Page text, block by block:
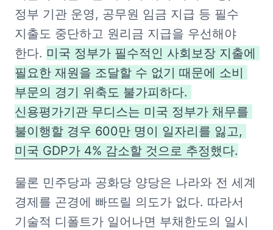
정부 기관 운영, 공무원 임금 지급 등 필수
지출도 중단하고 원리금 지급을 우선해야
한다. 미국 정부가 필수적인 사회보장 지출에
필요한 재원을 조달할 수 없기 때문에 소비
부문의 경기 위축도 불가피하다.
신용평가기관 무디스는 미국 정부가 채무를
미국 GDP가 4% 감소할 것으로 추정했다.
물론 민주당과 공화당 양당은 나라와 전 세계
경제를 곤경에 빠뜨릴 의도가 없다. 따라서
기술적 디폴트가 일어나면 부채한도의 일시